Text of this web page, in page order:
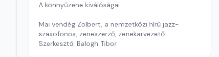
A könnyűzene kiválóságai
Mai vendég Zolbert, a nemzetközi hírű jazz-
szaxofonos, zeneszerző, zenekarvezető.
Szerkesztő: Balogh Tibor